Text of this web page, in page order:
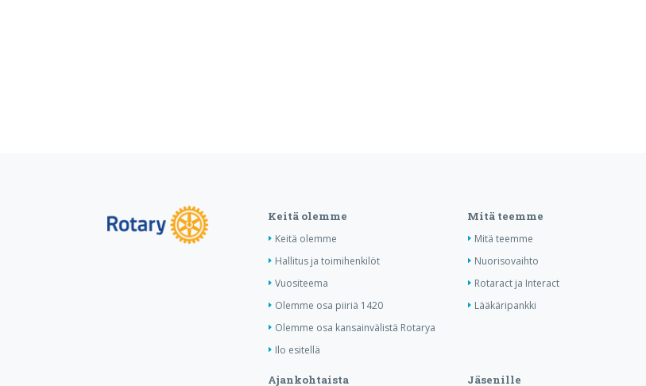
Keitä olemme
Keitä olemme
Hallitus ja toimihenkilöt
Vuositeema
Olemme osa piiriä 1420
Olemme osa kansainvälistä Rotarya
Ilo esitellä
Mitä teemme
Mitä teemme
Nuorisovaihto
Rotaract ja Interact
Lääkäripankki
Ajankohtaista Jäsenille